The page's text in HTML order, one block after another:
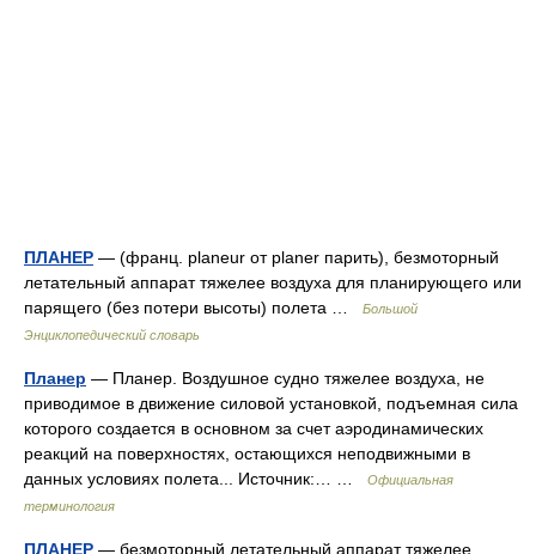
ПЛАНЕР — (франц. planeur от planer парить), безмоторный
летательный аппарат тяжелее воздуха для планирующего или
парящего (без потери высоты) полета …
Большой
Энциклопедический словарь
Планер — Планер. Воздушное судно тяжелее воздуха, не
приводимое в движение силовой установкой, подъемная сила
которого создается в основном за счет аэродинамических
реакций на поверхностях, остающихся неподвижными в
данных условиях полета... Источник:… …
Официальная
терминология
ПЛАНЕР — безмоторный летательный аппарат тяжелее